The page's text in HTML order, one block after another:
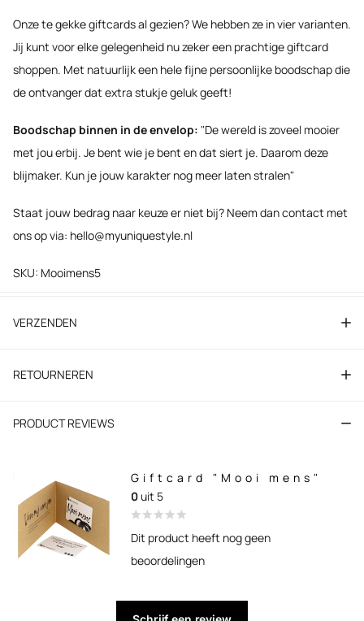
Onze te gekke giftcards al gezien? We hebben ze in vier varianten.
Jij kunt voor elke gelegenheid nu zeker een prachtige giftcard
shoppen. Met natuurlijk een hele fijne persoonlijke boodschap die
de ontvanger dat extra stukje geluk geeft!
Boodschap binnen in de envelop: "De wereld is zoveel mooier
met jou erbij. Je bent wie je bent en dat siert je. Daarom deze
blijmaker. Kun je jouw karakter nog meer laten stralen"
Staat jouw bedrag naar keuze er niet bij? Neem dan contact met
ons op via: hello@myuniquestyle.nl
SKU: Mooimens5
VERZENDEN
RETOURNEREN
PRODUCT REVIEWS
Giftcard "Mooi mens"
0uit 5
Dit product heeft nog geen
beoordelingen